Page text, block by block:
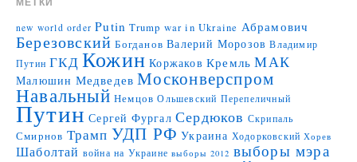
МЕТКИ
new world order Putin Trump war in Ukraine Абрамович
Березовский Богданов Валерий Морозов Владимир
Путин ГКД Кожин Коржаков Кремль МАК
Малюшин Медведев Москонверспром
Навальный Немцов Ольшевский Перепеличный
Путин Сергей Фургал Сердюков Скрипаль
Смирнов Трамп УДП РФ Украина Ходорковский Хорев
Шаболтай война на Украине выборы 2012 выборы мэра